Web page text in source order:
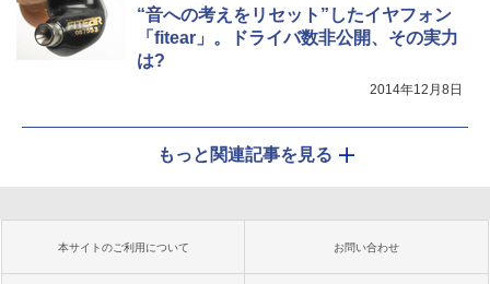
“音への考えをリセット”したイヤフォン
「fitear」。ドライバ数非公開、その実力
は?
2014年12月8日
もっと関連記事を見る
本サイトのご利用について お問い合わせ